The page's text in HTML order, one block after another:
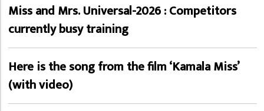
Miss and Mrs. Universal-2026 : Competitors
currently busy training
Here is the song from the film ‘Kamala Miss’
(with video)